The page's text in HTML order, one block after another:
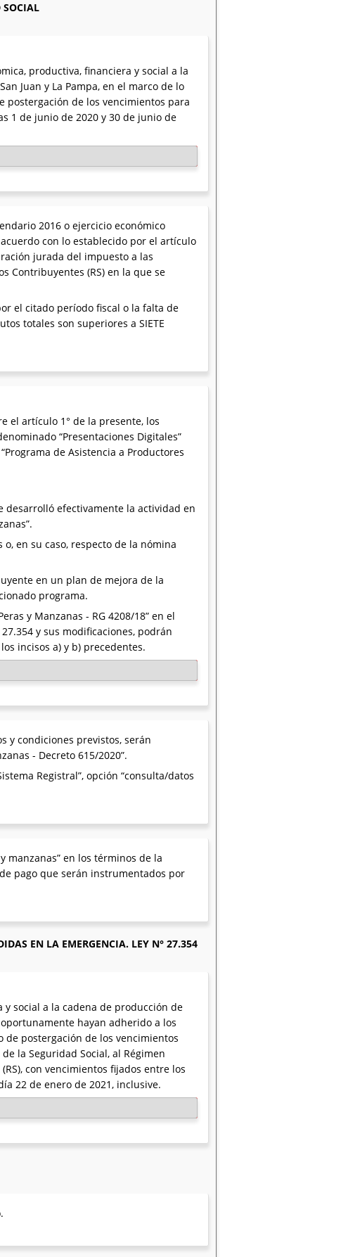
SOCIAL
productiva, financiera y social a la
Juan y La Pampa, en el marco de lo
postergación de los vencimientos para
1 de junio de 2020 y 30 de junio de
2016 o ejercicio económico
acuerdo con lo establecido por el artículo
jurada del impuesto a las
Contribuyentes (RS) en la que se
el citado período fiscal o la falta de
totales son superiores a SIETE
el artículo 1° de la presente, los
“Presentaciones Digitales”
de Asistencia a Productores
efectivamente la actividad en
en su caso, respecto de la nómina
en un plan de mejora de la
programa.
y Manzanas - RG 4208/18” en el
y sus modificaciones, podrán
incisos a) y b) precedentes.
y condiciones previstos, serán
- Decreto 615/2020”.
Registral”, opción “consulta/datos
manzanas” en los términos de la
pago que serán instrumentados por
EN LA EMERGENCIA. LEY N° 27.354
y social a la cadena de producción de
hayan adherido a los
de postergación de los vencimientos
la Seguridad Social, al Régimen
con vencimientos fijados entre los
22 de enero de 2021, inclusive.